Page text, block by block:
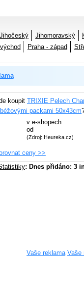
Jihočeský Jihomoravský
Praha - západ
koupit TRIXIE Pelech
packami 50x43cm
v e-shopech
od
(Zdroj: Heureka.cz)
ceny >>
: Dnes přidáno: 3
Vaše reklama Vaše